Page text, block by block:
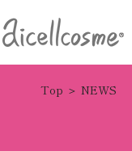
Top NEWS